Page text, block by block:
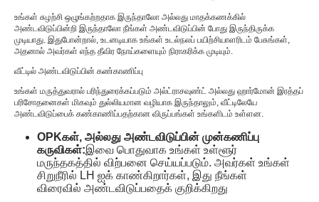
உங்கள் சுழற்சி ஒழுங்கற்றதாக இருந்தாலோ அல்லது மாதக்கணக்கில்
அண்டவிடுப்பின்றி இருந்தாலோ நீங்கள் அண்டவிடுப்பின் போது இருந்திருக்க
முடியாது. இதுபோன்றால், உடனடியாக உங்கள் உடல்நலப் பயிற்சியாளரிடம் பேசுங்கள்,
அதனால் அவர்கள் எந்த தீவிர நோய்களையும் நிராகரிக்க முடியும்.
வீட்டில் அண்டவிடுப்பின் கண்காணிப்பு
உங்கள் மருத்துவரால் பரிந்துரைக்கப்படும் அல்ட்ராசவுண்ட் அல்லது ஹார்மோன் இரத்தப்
பரிசோதனைகள் மிகவும் துல்லியமான வழியாக இருந்தாலும், வீட்டிலேயே
அண்டவிடுப்பைக் கண்காணிப்பதற்கான விருப்பங்கள் உங்களிடம் உள்ளன.
OPKகள், அல்லது அண்டவிடுப்பின் முன்கணிப்பு
கருவிகள்:இவை பொதுவாக உங்கள் உள்ளூர்
மருந்தகத்தில் விற்பனை செய்யப்படும். அவர்கள் உங்கள்
சிறுநீரில் LH ஐக் காண்கிறார்கள், இது நீங்கள்
விரைவில் அண்டவிடுப்பதைக் குறிக்கிறது